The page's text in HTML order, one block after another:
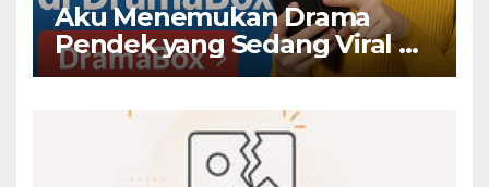
Aku Menemukan Drama
Pendek yang Sedang Viral di
Seluruh Internet di